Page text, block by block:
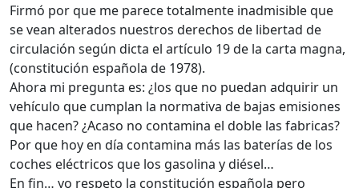
Firmó por que me parece totalmente inadmisible que
se vean alterados nuestros derechos de libertad de
circulación según dicta el artículo 19 de la carta magna,
(constitución española de 1978).
Ahora mi pregunta es: ¿los que no puedan adquirir un
vehículo que cumplan la normativa de bajas emisiones
que hacen? ¿Acaso no contamina el doble las fabricas?
Por que hoy en día contamina más las baterías de los
coches eléctricos que los gasolina y diésel…
En fin… yo respeto la constitución española pero